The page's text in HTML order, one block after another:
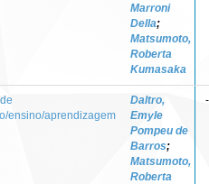
Marroni
Della;
Matsumoto,
Roberta
Kumasaka
ensino/aprendizagem
Daltro,
Emyle
Pompeu de
Barros;
Matsumoto,
Roberta
-